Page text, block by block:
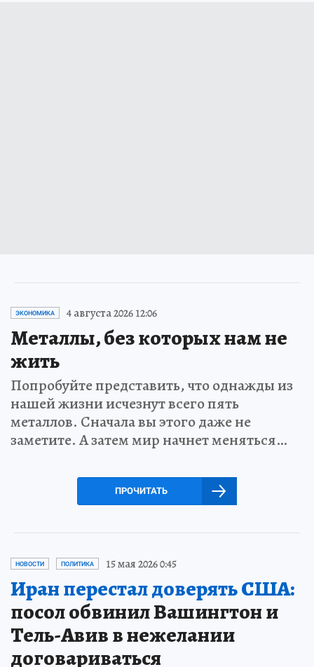
ЭКОНОМИКА 4 августа 2026 12:06
Металлы, без которых нам не
жить
Попробуйте представить, что однажды из
нашей жизни исчезнут всего пять
металлов. Сначала вы этого даже не
заметите. А затем мир начнет меняться…
ПРОЧИТАТЬ
НОВОСТИ ПОЛИТИКА 15 мая 2026 0:45
Иран перестал доверять США:
посол обвинил Вашингтон и
Тель-Авив в нежелании
договариваться